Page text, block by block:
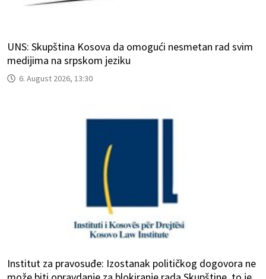
UNS: Skupština Kosova da omogući nesmetan rad svim
medijima na srpskom jeziku
6. August 2026, 13:30
Institut za pravosuđe: Izostanak političkog dogovora ne